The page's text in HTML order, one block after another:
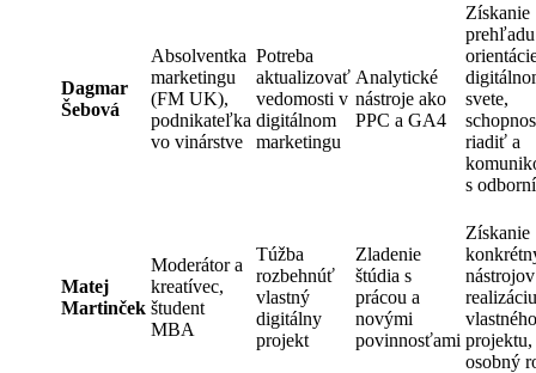
Dagmar
Šebová
Absolventka
marketingu
(FM UK),
podnikateľka
vo vinárstve
Potreba
aktualizovať
vedomosti v
digitálnom
marketingu
Analytické
nástroje ako
PPC a GA4
Získanie
svete,
riadiť a
s
Matej
Martinček
Moderátor a
kreatívec,
študent
MBA
Túžba
rozbehnúť
vlastný
digitálny
projekt
Zladenie
štúdia s
prácou a
novými
povinnosťami
Získanie
realizáciu
vlastného
projektu,
osobný